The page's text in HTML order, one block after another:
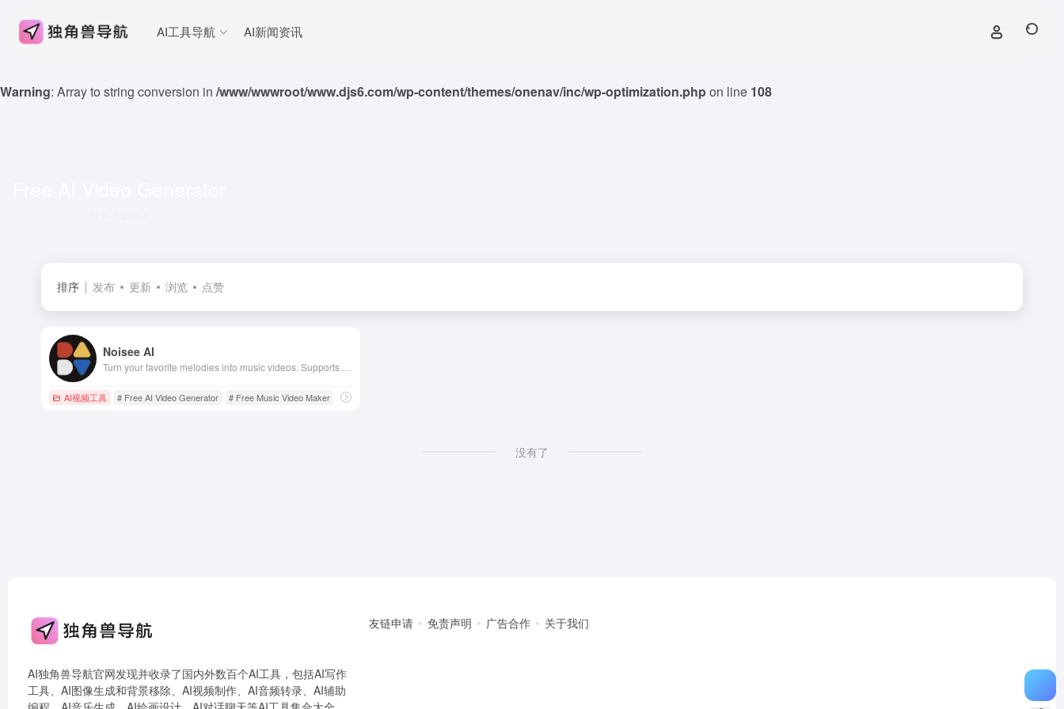
Warning: Array to string conversion in /www/wwwroot/www.djs6.com/wp-content/themes/onenav/inc/wp-optimization.phpon line 108
AI工具导航 AI新闻资讯
排序 发布 更新 浏览 点赞
Noisee AI
AI视频工具 # Free AI Video Generator # Free Music Video Maker # Music Video Production Tool
没有了
AI独角兽导航官网发现并收录了国内外数百个AI工具，包括AI写作
工具、AI图像生成和背景移除、AI视频制作、AI音频转录、AI辅助
友链申请 免责声明 广告合作 关于我们